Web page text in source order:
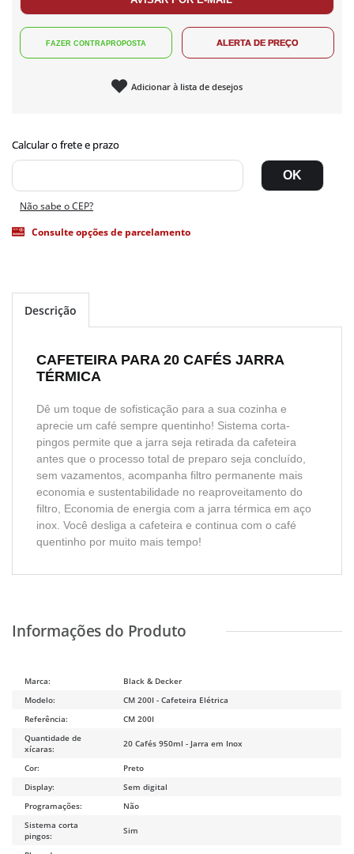
Adicionar à lista de desejos
Não sabe o CEP?
Consulte opções de parcelamento
Descrição
CAFETEIRA PARA 20 CAFÉS JARRA
TÉRMICA
Dê um toque de sofisticação para a sua cozinha e
aprecie um café sempre quentinho! Sistema corta-
pingos permite que a jarra seja retirada da cafeteira
antes que o processo total de preparo seja concluído,
sem vazamentos, acompanha filtro permanente mais
economia e sustentabilidade no reaproveitamento do
filtro, Economia de energia com a jarra térmica em aço
inox. Você desliga a cafeteira e continua com o café
quentinho por muito mais tempo!
Marca:
Black & Decker
Modelo:
CM 200I - Cafeteira Elétrica
Referência:
CM 200I
Quantidade de
xícaras:
20 Cafés 950ml - Jarra em Inox
Cor:
Preto
Display:
Sem digital
Programações:
Não
Sistema corta
pingos:
Sim